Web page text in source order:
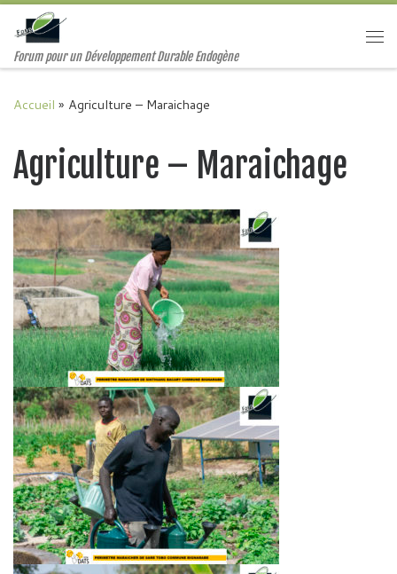
Passer au contenu
Forum pour un Développement Durable Endogène
Accueil » Agriculture – Maraichage
Agriculture – Maraichage